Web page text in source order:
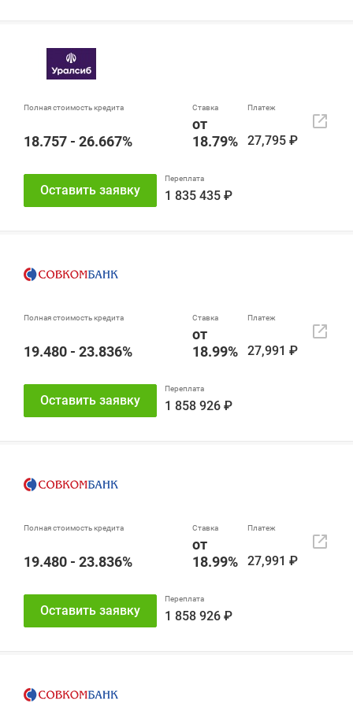
18.757 - 26.667%
от
18.79%
27,795 ₽
1 835 435 ₽
Оставить заявку
19.480 - 23.836%
от
18.99%
27,991 ₽
1 858 926 ₽
Оставить заявку
19.480 - 23.836%
от
18.99%
27,991 ₽
1 858 926 ₽
Оставить заявку